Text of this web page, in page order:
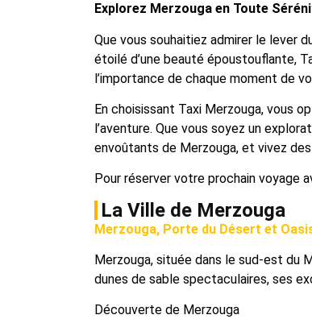
Explorez Merzouga en Toute
Que vous souhaitiez admirer le lever
étoilé d’une beauté époustouflante,
l’importance de chaque moment de
En choisissant Taxi Merzouga, vous
l’aventure. Que vous soyez un
envoûtants de Merzouga, et vivez
Pour réserver votre prochain voyage
La Ville de Merzouga
Merzouga, Porte du Désert et
Merzouga, située dans le sud-est du
dunes de sable spectaculaires, ses
Découverte de Merzouga